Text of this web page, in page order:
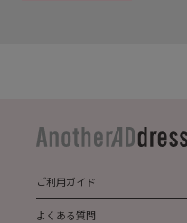
ご利用ガイド
よくある質問